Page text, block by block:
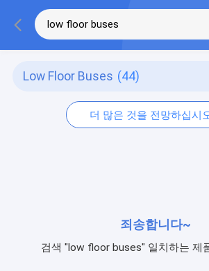
Low Floor Buses (44)
더 많은 것을 전망하십시
죄송합니다~
검색 "low floor buses" 일치하는 제